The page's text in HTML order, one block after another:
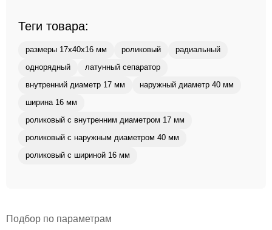
Теги товара:
размеры 17x40x16 мм роликовый радиальный
однорядный латунный сепаратор
внутренний диаметр 17 мм наружный диаметр 40 мм
ширина 16 мм
роликовый с внутренним диаметром 17 мм
роликовый с наружным диаметром 40 мм
роликовый с шириной 16 мм
Подбор по параметрам